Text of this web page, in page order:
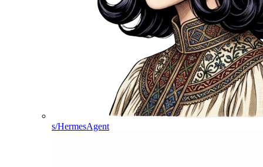
s/HermesAgent